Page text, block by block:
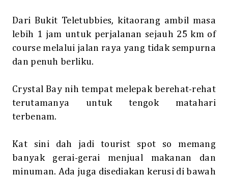
Dari Bukit Teletubbies, kitaorang ambil masa
lebih 1 jam untuk perjalanan sejauh 25 km of
course melalui jalan raya yang tidak sempurna
dan penuh berliku.
Crystal Bay nih tempat melepak berehat-rehat
terutamanya untuk tengok matahari
terbenam.
Kat sini dah jadi tourist spot so memang
banyak gerai-gerai menjual makanan dan
minuman. Ada juga disediakan kerusi di bawah